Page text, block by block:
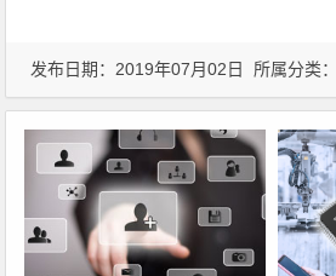
发布日期：2019年07月02日 所属分类